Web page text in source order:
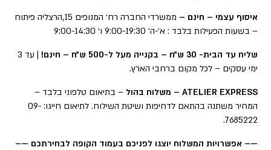
איסוף עצמי – חינם –
ממשרדי החברה רח׳ המנופים 15,הרצליה פיתוח
– בשעות הפעילות בלבד : א׳-ה׳ 9:00-19:30 ו׳ 9:00-14:30
שליח עד הבית- 30 ש״ח – בקנייה מעל ל-500 ש״ח – חינם!
| עד 3
ימי עסקים – לכל מקום ברחבי הארץ.
ATELIER EXPRESS – משלוח בהול
– בתיאום טלפוני בלבד –
המחיר משתנה בהתאם לדחיפות ושיטת השילוח. לתיאום חייגו: 09-
7685222.
—– אפשרויות המשלוח יוצגו לפניכם בעמוד הקופה לבחירתכם —–